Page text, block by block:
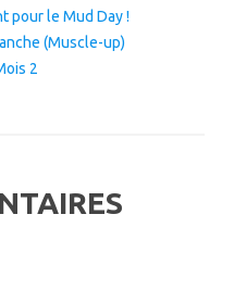
pour le Mud Day !
(Muscle-up)
2